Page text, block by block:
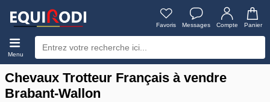
Favoris Messages Compte Panier
Menu
Chevaux Trotteur Français à vendre
Brabant-Wallon